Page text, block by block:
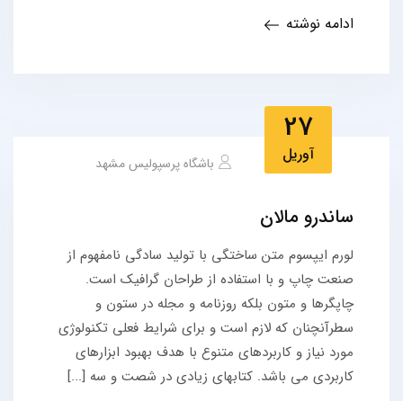
ادامه نوشته
27
آوریل باشگاه پرسپولیس مشهد
ساندرو مالان
لورم ایپسوم متن ساختگی با تولید سادگی نامفهوم از
صنعت چاپ و با استفاده از طراحان گرافیک است.
چاپگرها و متون بلکه روزنامه و مجله در ستون و
سطرآنچنان که لازم است و برای شرایط فعلی تکنولوژی
مورد نیاز و کاربردهای متنوع با هدف بهبود ابزارهای
کاربردی می باشد. کتابهای زیادی در شصت و سه [...]